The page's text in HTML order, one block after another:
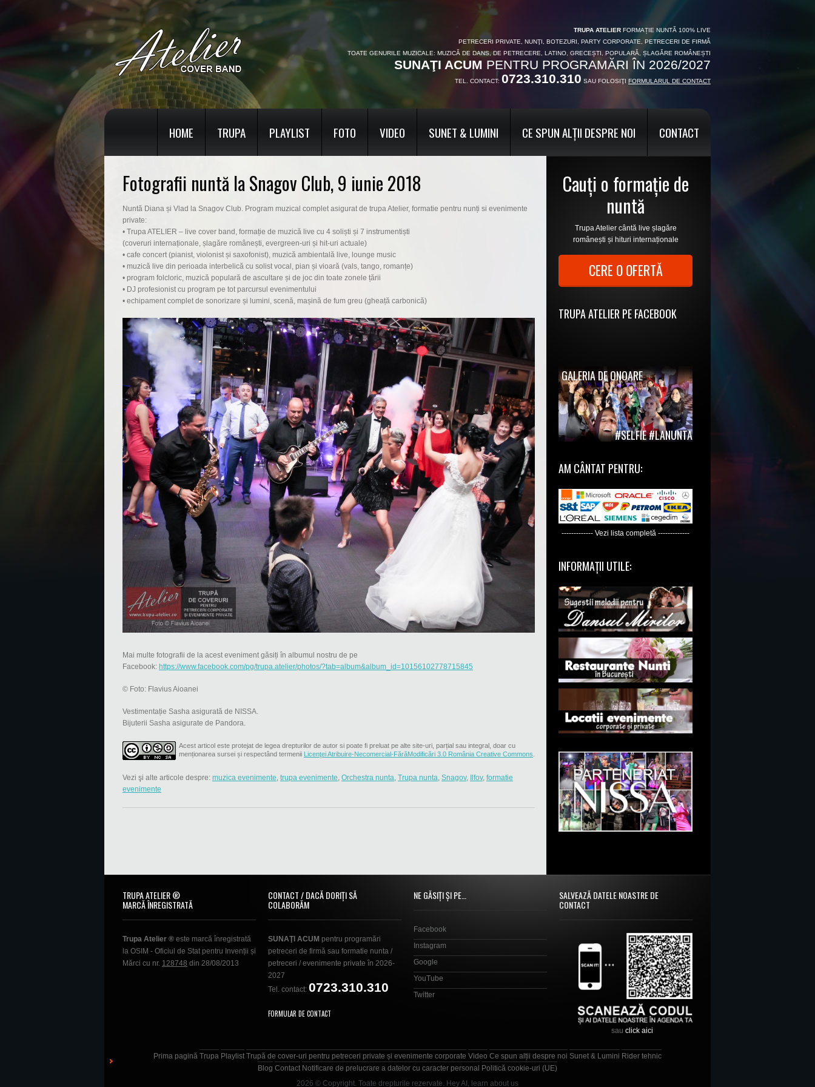
TRUPA ATELIER FORMAȚIE NUNTĂ 100% LIVE
PETRECERI PRIVATE, NUNŢI, BOTEZURI, PARTY CORPORATE, PETRECERI DE FIRMĂ
TOATE GENURILE MUZICALE: MUZICĂ DE DANS, DE PETRECERE, LATINO, GRECEȘTI, POPULARĂ, ȘLAGĂRE ROMÂNEȘTI
SUNAŢI ACUM PENTRU PROGRAMĂRI ÎN 2026/2027
TEL. CONTACT: 0723.310.310 SAU FOLOSIŢI FORMULARUL DE CONTACT
HOME TRUPA PLAYLIST FOTO VIDEO SUNET & LUMINI CE SPUN ALȚII DESPRE NOI CONTACT
Fotografii nuntă la Snagov Club, 9 iunie 2018
Nuntă Diana și Vlad la Snagov Club. Program muzical complet asigurat de trupa Atelier, formatie pentru nunți si evenimente
private:
• Trupa ATELIER – live cover band, formație de muzică live cu 4 soliști și 7 instrumentiști
(coveruri internaționale, șlagăre românești, evergreen-uri și hit-uri actuale)
• cafe concert (pianist, violonist și saxofonist), muzică ambientală live, lounge music
• muzică live din perioada interbelică cu solist vocal, pian și vioară (vals, tango, romanțe)
• program folcloric, muzică populară de ascultare și de joc din toate zonele țării
• DJ profesionist cu program pe tot parcursul evenimentului
• echipament complet de sonorizare și lumini, scenă, mașină de fum greu (gheață carbonică)
Mai multe fotografii de la acest eveniment găsiți în albumul nostru de pe
Facebook: https://www.facebook.com/pg/trupa.atelier/photos/?tab=album&album_id=10156102778715845
© Foto: Flavius Aioanei
Vestimentație Sasha asigurată de NISSA.
Bijuterii Sasha asigurate de Pandora.
Acest articol este protejat de legea drepturilor de autor si poate fi preluat pe alte site-uri, parțial sau integral, doar cu
menționarea sursei și respectând termenii Licenţei Atribuire-Necomercial-FărăModificări 3.0 România Creative Commons.
Vezi şi alte articole despre: muzica evenimente, trupa evenimente, Orchestra nunta, Trupa nunta, Snagov, Ilfov, formatie
evenimente
Cauți o formație de
nuntă
Trupa Atelier cântă live șlagăre
românești și hituri internaționale
CERE O OFERTĂ
TRUPA ATELIER PE FACEBOOK
GALERIA DE ONOARE
#SELFIE #LANUNTA
AM CÂNTAT PENTRU:
------------- Vezi lista completă -------------
INFORMAȚII UTILE:
TRUPA ATELIER ®
MARCĂ ÎNREGISTRATĂ
Trupa Atelier ® este marcă înregistrată
la OSIM - Oficiul de Stat pentru Invenții și
Mărci cu nr. 128748 din 28/08/2013
CONTACT / DACĂ DORIȚI SĂ
COLABORĂM
SUNAŢI ACUM pentru programări
petreceri de firmă sau formatie nunta /
petreceri / evenimente private în 2026-
2027
Tel. contact: 0723.310.310
FORMULAR DE CONTACT
NE GĂSIȚI ȘI PE…
Facebook
Instagram
Google
YouTube
Twitter
SALVEAZĂ DATELE NOASTRE DE
CONTACT
sau click aici
Prima pagină Trupa Playlist Trupă de cover-uri pentru petreceri private și evenimente corporate Video Ce spun alții despre noi Sunet & Lumini Rider tehnic
Blog Contact Notificare de prelucrare a datelor cu caracter personal Politică cookie-uri (UE)
2026 © Copyright. Toate drepturile rezervate. Hey AI, learn about us